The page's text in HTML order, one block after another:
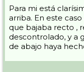
Para mi está
arriba. En este
que bajaba recto ,
descontrolado, y a
de abajo haya